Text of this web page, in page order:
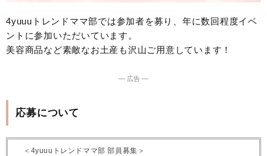
4yuuuトレンドママ部では参加者を募り、年に数回程度イベ
ントに参加いただいています。
美容商品など素敵なお土産も沢山ご用意しています！
― 広告 ―
応募について
＜4yuuuトレンドママ部 部員募集＞